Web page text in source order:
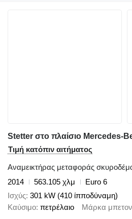
Stetter στο πλαίσιο Mercedes-
Τιμή κατόπιν αιτήματος
Αναμεικτήρας μεταφοράς
2014
563.105 χλμ
Euro 6
Ισχύς 301 kW (410 ίπποδύναμη)
Καύσιμο πετρέλαιο Μάρκα